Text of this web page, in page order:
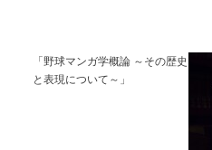
「野球マンガ学概論 ～その歴史
と表現について～」